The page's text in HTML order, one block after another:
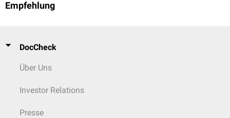
Empfehlung
DocCheck
Über Uns
Investor Relations
Presse